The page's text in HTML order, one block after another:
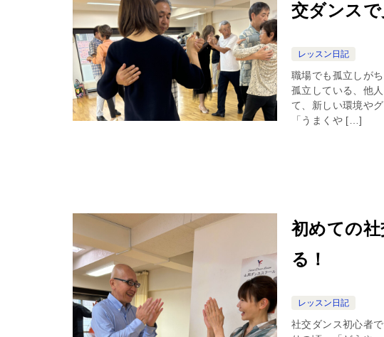
交ダンス
レッスン日記
職場でも孤立しが
孤立している、他
て、新しい環境や
「うまくや […]
初めての
る！
レッスン日記
社交ダンス初心者